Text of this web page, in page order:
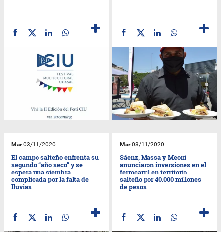
Mar03/11/2020
El campo salteño enfrenta su
segundo “año seco” y se
espera una siembra
complicada por la falta de
lluvias
Mar03/11/2020
Sáenz, Massa y Meoni
anunciaron inversiones en el
ferrocarril en territorio
salteño por 40.000 millones
de pesos